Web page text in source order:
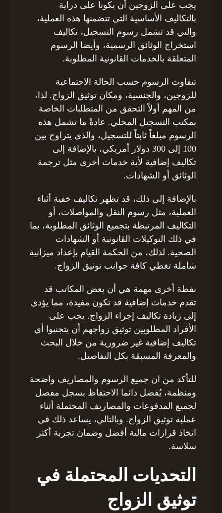
يجب على الزوجين أن يكونا على دراية
بالتكاليف الأساسية التي تتضمنها هذه العملية،
والتي قد تشمل رسوم التسجيل، تكاليف
استخراج الوثائق الرسمية، وأيضا الرسوم
المتعلقة بالخدمات القانونية المطلوبة.
تتفاوت الرسوم حسب الحالة الاجتماعية
للزوجين، والجنسية، ومكان توثيق الزواج. لذا،
من المهم أولاً التحقق من المتطلبات الخاصة
بمكتب التسجيل المحلي. عادةً ما تشمل هذه
الرسوم مبلغاً ثابتاً للتسجيل، والذي يتراوح بين
100 إلى 300 دولار أمريكي، بالإضافة إلى
تكاليف إضافية لأية خدمات أخرى مثل ترجمة
الوثائق أو الشهادات.
بالإضافة إلى ذلك، قد تظهر تكاليف خفية أثناء
العملية، مثل رسوم النقل والمواصلات، أو
التكاليف المرتبطة بتجميع الوثائق المطلوبة، بما
في ذلك التوكيلات القانونية أو الشهادات
الصحية. لذلك، من الحكمة القيام بإعداد ميزانية
شاملة تغطي كافة جوانب توثيق الزواج.
نقطة أخرى مهمة هي أن بعض المكاتب قد
تقدم خدمات إضافية قد تكون مفيدة، مما يؤدي
إلى زيادة تكاليف إجراء الزواج. يجب على
الأفراد المطلوبين توثيق زواجهم أن يتجنبوا أي
تكاليف إضافية غير ضرورية من خلال البحث
والمعرفة المسبقة بكل التفاصيل.
للتأكد من ان جميع الرسوم والمصاريف واضحة
ومنظمة، يُفضل دائما الاحتفاظ بسجل مفصل
لجميع المدفوعات والمصاريف المحتملة أثناء
عملية توثيق الزواج. وبالتالي، يساعد ذلك في
اتخاذ قرارات مالية أفضل وضمان تجربة أكثر
سلاسة.
التحديات المحتملة في
توثيق الزواج